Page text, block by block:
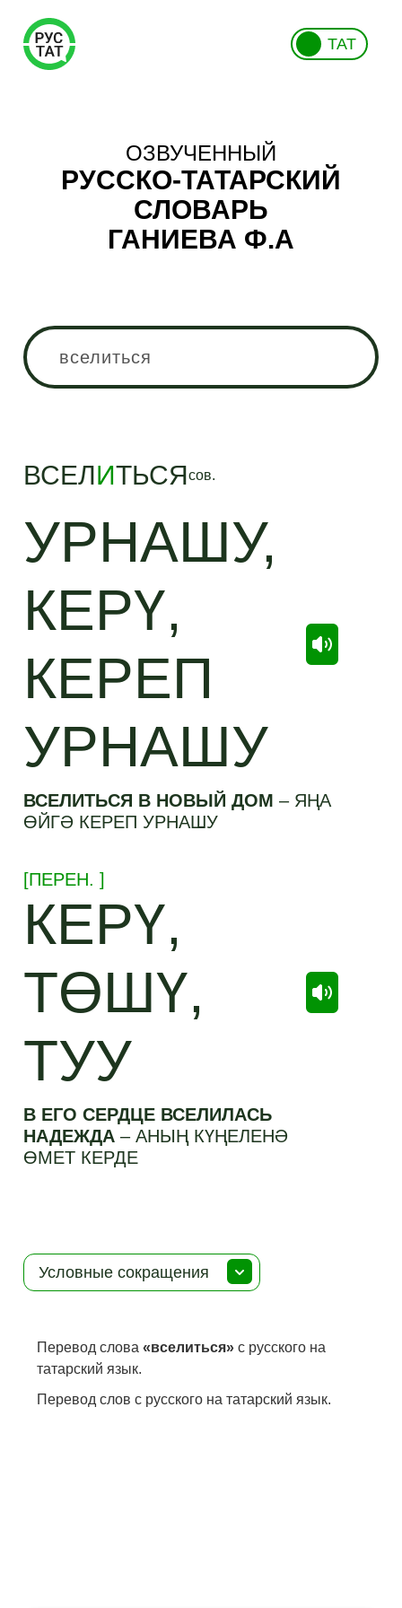
ТАТ
ОЗВУЧЕННЫЙ
РУССКО-ТАТАРСКИЙ
СЛОВАРЬ
ГАНИЕВА Ф.А
ВСЕЛИТЬСЯсов.
УРНАШУ,
КЕРҮ,
КЕРЕП
УРНАШУ
ВСЕЛИТЬСЯ В НОВЫЙ ДОМ– ЯҢА
ӨЙГӘ КЕРЕП УРНАШУ
[ПЕРЕН. ]
КЕРҮ,
ТӨШҮ,
ТУУ
В ЕГО СЕРДЦЕ ВСЕЛИЛАСЬ
НАДЕЖДА–АНЫҢ КҮҢЕЛЕНӘ
ӨМЕТ КЕРДЕ
Условные сокращения
Перевод слова«вселиться» с русского на
татарский язык.
Перевод слов с русского на татарский язык.